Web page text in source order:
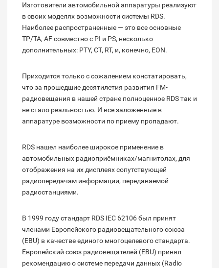
Изготовители автомобильной аппаратуры реализуют
в своих моделях возможности системы RDS.
Наиболее распространенные — это все основные
TP/TA, AF совместно с PI и PS, несколько
дополнительных: PTY, CT, RT, и, конечно, EON.
Приходится только с сожалением констатировать,
что за прошедшие десятилетия развития FM-
радиовещания в нашей стране полноценное RDS так и
не стало реальностью. И все заложенные в
аппаратуре возможности по приему пропадают.
RDS нашел наиболее широкое применение в
автомобильных радиоприёмниках/магнитолах, для
отображения на их дисплеях сопутствующей
радиопередачам информации, передаваемой
радиостанциями.
В 1999 году стандарт RDS IEC 62106 был принят
членами Европейского радиовещательного союза
(EBU) в качестве единого многоцелевого стандарта.
Европейский союз радиовещателей (EBU) принял
рекомендацию о системе передачи данных (Radio